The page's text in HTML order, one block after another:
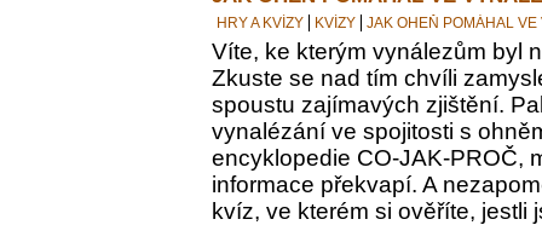
HRY A KVÍZY KVÍZY JAK OHEŇ POMÁHAL VE
Víte, ke kterým vynálezům byl
Zkuste se nad tím chvíli
spoustu zajímavých zjištění.
vynalézání ve spojitosti s
encyklopedie CO-JAK-PROČ,
informace překvapí. A
kvíz, ve kterém si ověříte, jestli